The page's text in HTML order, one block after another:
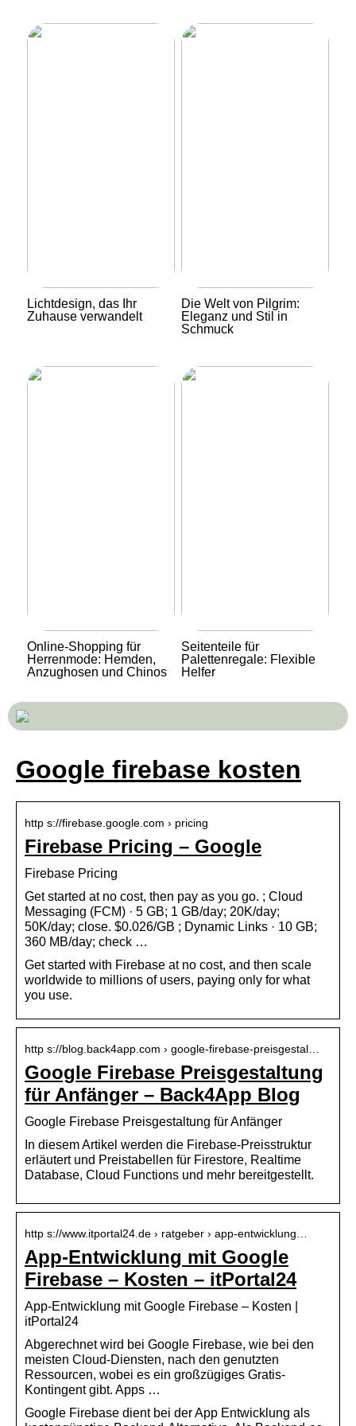
Lichtdesign, das Ihr
Zuhause verwandelt
Die Welt von Pilgrim:
Eleganz und Stil in
Schmuck
Online-Shopping für
Herrenmode: Hemden,
Anzughosen und Chinos
Seitenteile für
Palettenregale: Flexible
Helfer
Google firebase kosten
http s://firebase.google.com › pricing
Firebase Pricing – Google
Firebase Pricing
Get started at no cost, then pay as you go. ; Cloud
Messaging (FCM) · 5 GB; 1 GB/day; 20K/day;
50K/day; close. $0.026/GB ; Dynamic Links · 10 GB;
360 MB/day; check …
Get started with Firebase at no cost, and then scale
worldwide to millions of users, paying only for what
you use.
http s://blog.back4app.com › google-firebase-preisgestal…
Google Firebase Preisgestaltung
für Anfänger – Back4App Blog
Google Firebase Preisgestaltung für Anfänger
In diesem Artikel werden die Firebase-Preisstruktur
erläutert und Preistabellen für Firestore, Realtime
Database, Cloud Functions und mehr bereitgestellt.
http s://www.itportal24.de › ratgeber › app-entwicklung…
App-Entwicklung mit Google
Firebase – Kosten – itPortal24
App-Entwicklung mit Google Firebase – Kosten |
itPortal24
Abgerechnet wird bei Google Firebase, wie bei den
meisten Cloud-Diensten, nach den genutzten
Ressourcen, wobei es ein großzügiges Gratis-
Kontingent gibt. Apps …
Google Firebase dient bei der App Entwicklung als